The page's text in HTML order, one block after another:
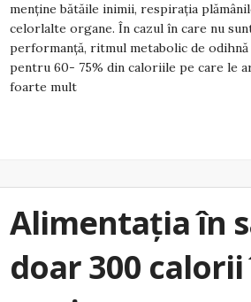
menține bătăile inimii, respirația
celorlalte organe. În cazul în care nu
performanță, ritmul metabolic de
pentru 60- 75% din caloriile pe care le
foarte mult
Alimentația în
doar 300